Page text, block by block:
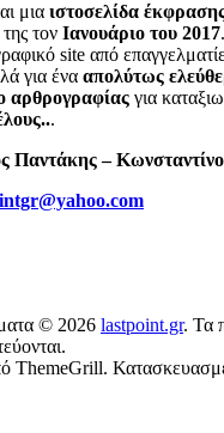
μια ιστοσελίδα
τον Ιανουάριο του 2017
site από
για ένα απολύτως
αρθρογραφίας για
.
Παντάκης –
© 2026 lastpoint.gr. Τα
ThemeGrill.